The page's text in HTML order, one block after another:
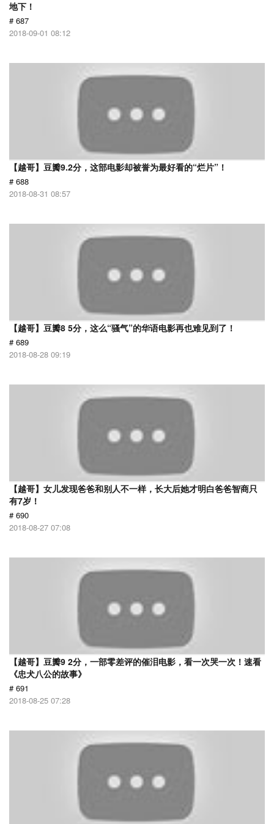
地下！
# 687
2018-09-01 08:12
【越哥】豆瓣9.2分，这部电影却被誉为最好看的“烂片”！
# 688
2018-08-31 08:57
【越哥】豆瓣8 5分，这么“骚气”的华语电影再也难见到了！
# 689
2018-08-28 09:19
【越哥】女儿发现爸爸和别人不一样，长大后她才明白爸爸智商只
有7岁！
# 690
2018-08-27 07:08
【越哥】豆瓣9 2分，一部零差评的催泪电影，看一次哭一次！速看
《忠犬八公的故事》
# 691
2018-08-25 07:28